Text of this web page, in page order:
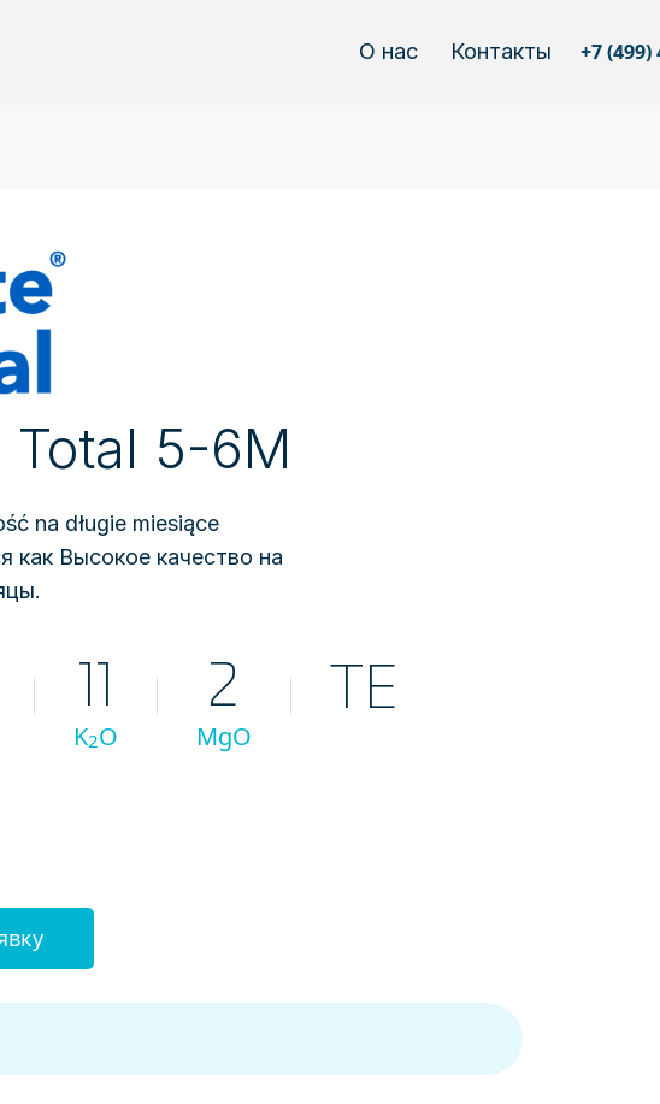
О нас Контакты +7 (499)
Total 5-6M
na długie miesiące
как Высокое качество на
11
K2O
2
MgO
TE